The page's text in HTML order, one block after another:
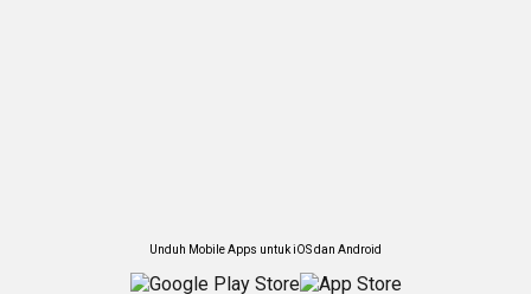
Unduh Mobile Apps untuk iOS dan Android